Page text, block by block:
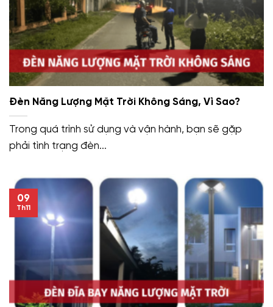
Đèn Năng Lượng Mặt Trời Không Sáng, Vì Sao?
Trong quá trình sử dụng và vận hành, bạn sẽ gặp
phải tình trạng đèn...
09
Th11